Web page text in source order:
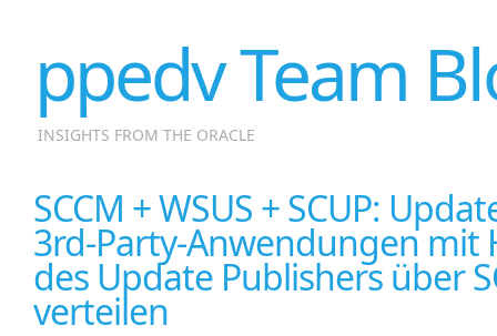
ppedv Team
INSIGHTS FROM THE ORACLE
SCCM + WSUS + SCUP:
3rd-Party-Anwendungen mit
des Update Publishers über
verteilen